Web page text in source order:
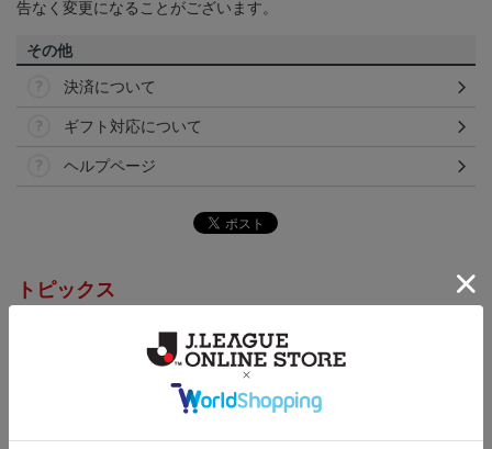
告なく変更になることがございます。
その他
決済について
ギフト対応について
ヘルプページ
トピックス
こだわりのデザインに注目！タオルマフラーは応援
の必須アイテム！